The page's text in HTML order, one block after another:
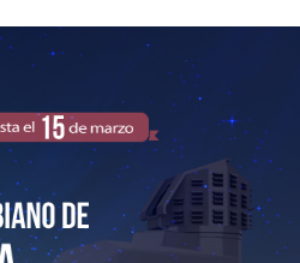
Información (MESI)
(MINE)
y Computación (MISIS)
(MISO)
- Códice
la Información